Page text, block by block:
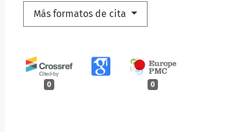
Más formatos de cita
0 0